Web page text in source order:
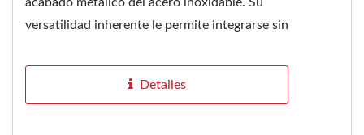
versatilidad inherente le permite integrarse sin
Detalles